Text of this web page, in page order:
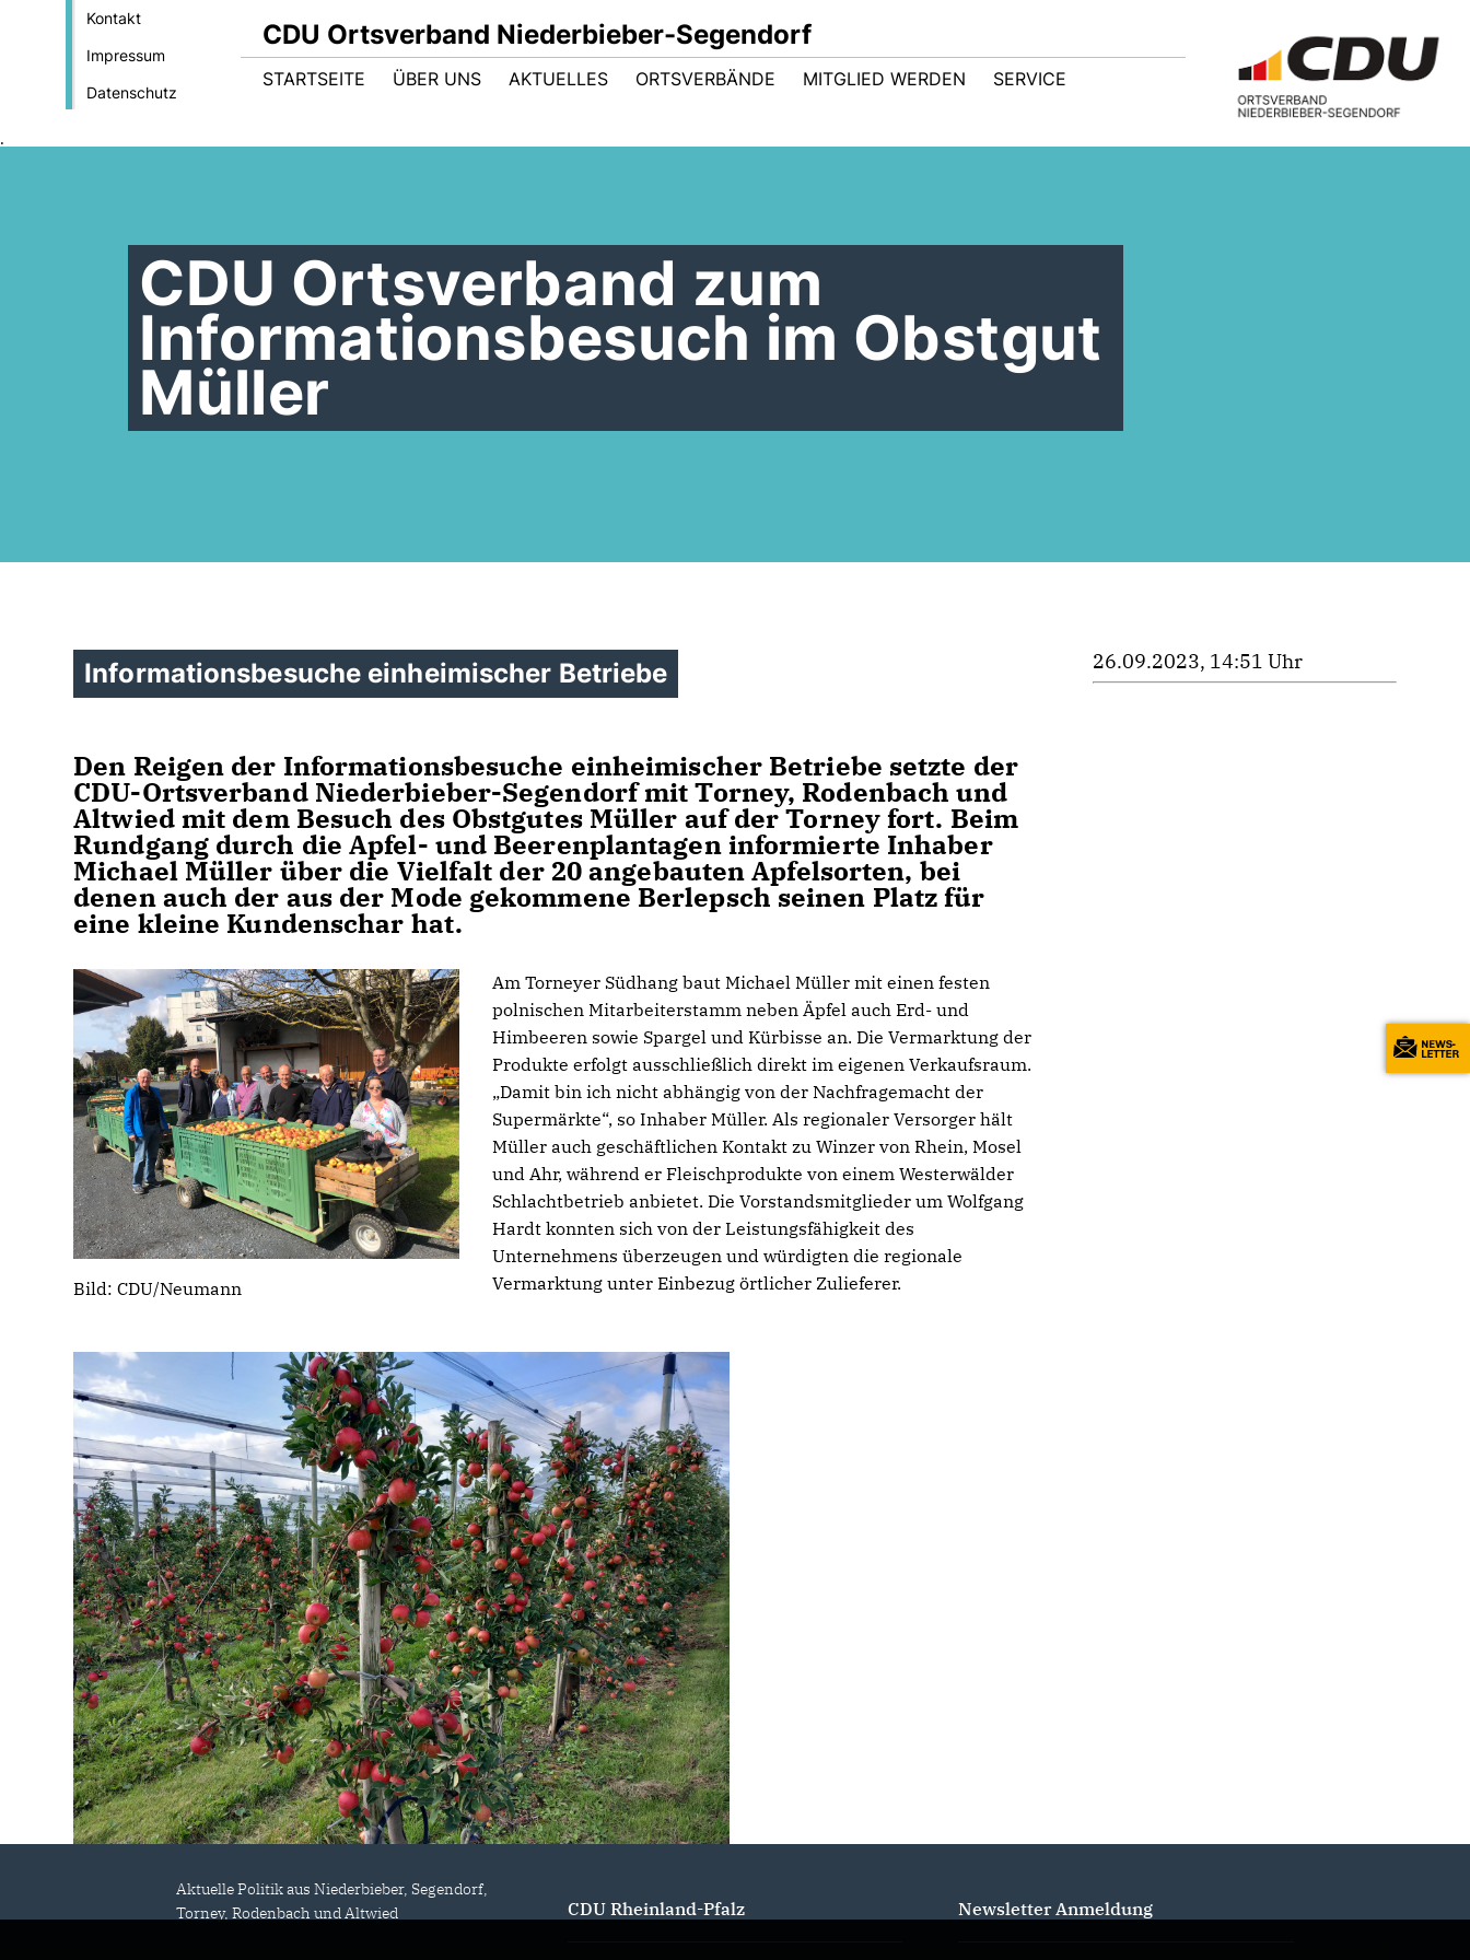
.
Kontakt
Impressum
Datenschutz
CDU Ortsverband Niederbieber-Segendorf
STARTSEITE ÜBER UNS AKTUELLES ORTSVERBÄNDE MITGLIED WERDEN SERVICE
CDU Ortsverband zum
Informationsbesuch im Obstgut
Müller
Informationsbesuche einheimischer Betriebe
Den Reigen der Informationsbesuche einheimischer Betriebe setzte der
CDU-Ortsverband Niederbieber-Segendorf mit Torney, Rodenbach und
Altwied mit dem Besuch des Obstgutes Müller auf der Torney fort. Beim
Rundgang durch die Apfel- und Beerenplantagen informierte Inhaber
Michael Müller über die Vielfalt der 20 angebauten Apfelsorten, bei
denen auch der aus der Mode gekommene Berlepsch seinen Platz für
eine kleine Kundenschar hat.
Bild: CDU/Neumann
Am Torneyer Südhang baut Michael Müller mit einen festen
polnischen Mitarbeiterstamm neben Äpfel auch Erd- und
Himbeeren sowie Spargel und Kürbisse an. Die Vermarktung der
Produkte erfolgt ausschließlich direkt im eigenen Verkaufsraum.
Damit bin ich nicht abhängig von der Nachfragemacht der
Supermärkte“, so Inhaber Müller. Als regionaler Versorger hält
Müller auch geschäftlichen Kontakt zu Winzer von Rhein, Mosel
und Ahr, während er Fleischprodukte von einem Westerwälder
Schlachtbetrieb anbietet. Die Vorstandsmitglieder um Wolfgang
Hardt konnten sich von der Leistungsfähigkeit des
Unternehmens überzeugen und würdigten die regionale
Vermarktung unter Einbezug örtlicher Zulieferer.
26.09.2023, 14:51 Uhr
Aktuelle Politik aus Niederbieber, Segendorf,
Torney, Rodenbach und Altwied
CDU Rheinland-Pfalz Newsletter Anmeldung